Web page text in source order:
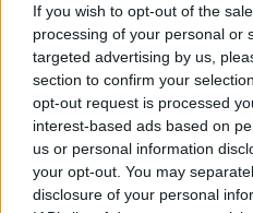
If you wish to opt-out of the
processing of your personal or
targeted advertising by us,
section to confirm your
opt-out request is processed
interest-based ads based on
us or personal information
your opt-out. You may
disclosure of your personal
Πανελλήνιος Σύλλογος
Μακράς θητείας, με
στην εφημερίδα...
9 ΣΕΠ. 2016, 07:36